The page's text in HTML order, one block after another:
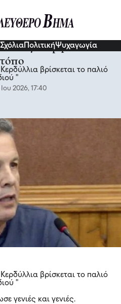
Σχόλια ΠολιτικήΨυχαγωγία
- Αμφίπολη: Θα
βρίσκεται το παλιό
"
2026, 17:40
βρίσκεται το παλιό
"
γενιές και γενιές.